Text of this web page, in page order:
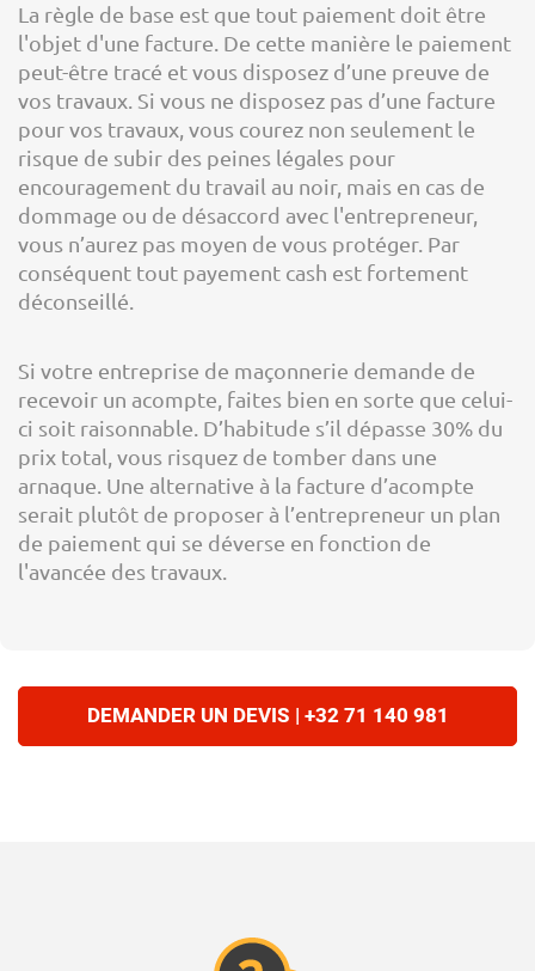
La règle de base est que tout paiement doit être
l'objet d'une facture. De cette manière le paiement
peut-être tracé et vous disposez d’une preuve de
vos travaux. Si vous ne disposez pas d’une facture
pour vos travaux, vous courez non seulement le
risque de subir des peines légales pour
encouragement du travail au noir, mais en cas de
dommage ou de désaccord avec l'entrepreneur,
vous n’aurez pas moyen de vous protéger. Par
conséquent tout payement cash est fortement
déconseillé.
Si votre entreprise de maçonnerie demande de
recevoir un acompte, faites bien en sorte que celui-
ci soit raisonnable. D’habitude s’il dépasse 30% du
prix total, vous risquez de tomber dans une
arnaque. Une alternative à la facture d’acompte
serait plutôt de proposer à l’entrepreneur un plan
de paiement qui se déverse en fonction de
l'avancée des travaux.
DEMANDER UN DEVIS | +32 71 140 981